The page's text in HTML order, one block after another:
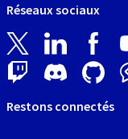
Réseaux sociaux
Restons connectés